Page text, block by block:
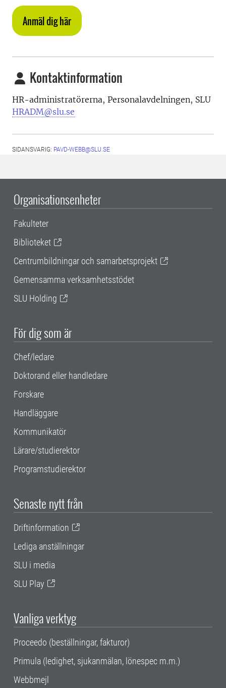
Anmäl dig här
Kontaktinformation
HR-administratörerna, Personalavdelningen, SLU
HRADM@slu.se
SIDANSVARIG: PAVD-WEBB@SLU.SE
Organisationsenheter
Fakulteter
Biblioteket
Centrumbildningar och samarbetsprojekt
Gemensamma verksamhetsstödet
SLU Holding
För dig som är
Chef/ledare
Doktorand eller handledare
Forskare
Handläggare
Kommunikatör
Lärare/studierektor
Programstudierektor
Senaste nytt från
Driftinformation
Lediga anställningar
SLU i media
SLU Play
Vanliga verktyg
Proceedo (beställningar, fakturor)
Primula (ledighet, sjukanmälan, lönespec m.m.)
Webbmejl